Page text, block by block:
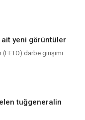
ait yeni görüntüler
(FETÖ) darbe girişimi
tuğgeneralin